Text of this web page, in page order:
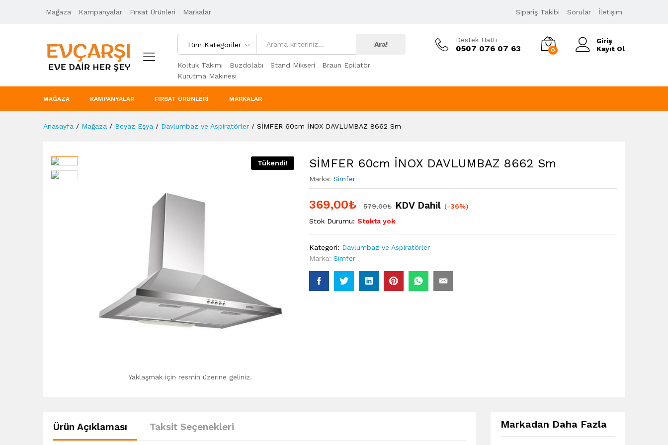
Mağaza Kampanyalar Fırsat Ürünleri Markalar Sipariş Takibi Sorular İletişim
Tüm Kategoriler Ara!
Koltuk Takımı Buzdolabı Stand Mikseri
Braun Epilatör
Kurutma Makinesi
Destek Hattı
0507 076 07 63 0
Giriş
Kayıt Ol
MAĞAZA KAMPANYALAR FIRSAT ÜRÜNLERI MARKALAR
Anasayfa / Mağaza / Beyaz Eşya / Davlumbaz ve Aspiratörler / SİMFER 60cm İNOX DAVLUMBAZ 8662 Sm
Tükendi!
Yaklaşmak için resmin üzerine geliniz.
SİMFER 60cm İNOX DAVLUMBAZ 8662 Sm
Marka:Simfer
369,00₺ 579,00₺ KDV Dahil (-36%)
Stok Durumu: Stokta yok
Kategori: Davlumbaz ve Aspiratörler
Marka:Simfer
Ürün Açıklaması Taksit Seçenekleri Markadan Daha Fazla
Ürün Açıklaması Taksit Seçenekleri 579,00